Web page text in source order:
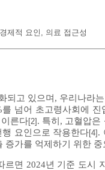
제적 요인 , 의료 접근성
되고 있으며, 우리나라
넘어 초고령사회에 진
른다[2] . 특히, 고혈압은
요인으로 작용한다[4] .
증가를 억제하기 위한
르면 2024년 기준 도시